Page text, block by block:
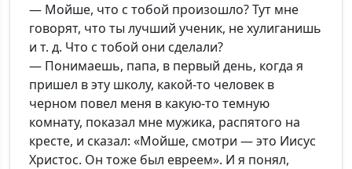
— Мойше, что с тобой произошло? Тут мне
говорят, что ты лучший ученик, не хулиганишь
и т. д. Что с тобой они сделали?
— Понимаешь, папа, в первый день, когда я
пришел в эту школу, какой-то человек в
черном повел меня в какую-то темную
комнату, показал мне мужика, распятого на
кресте, и сказал: «Мойше, смотри — это Иисус
Христос. Он тоже был евреем». И я понял,